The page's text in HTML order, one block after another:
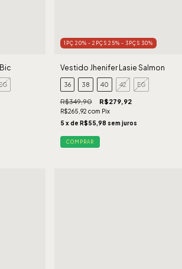
EG
1PÇ 20% - 2PÇS 25% - 3PÇS 30%
Vestido Jhenifer Lasie Salmon
36 38 40 42 EG
R$349,90 R$279,92
R$265,92 com Pix
5 x de R$55,98 sem juros
COMPRAR